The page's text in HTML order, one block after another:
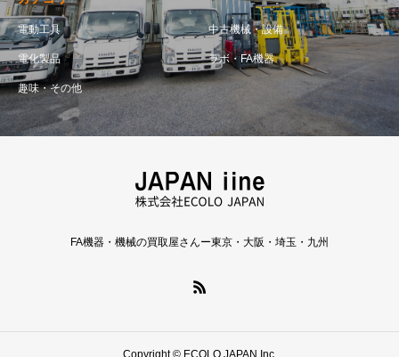
電動工具 中古機械・設備
電化製品 ラボ・FA機器
趣味・その他
FA機器・機械の買取屋さんー東京・大阪・埼玉・九州